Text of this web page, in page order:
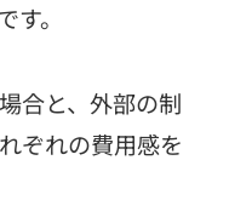
。
合と、外部の制
ぞれの費用感を